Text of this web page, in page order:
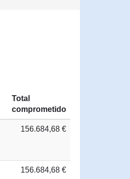
Total
comprometido
156.684,68 €
156.684,68 €